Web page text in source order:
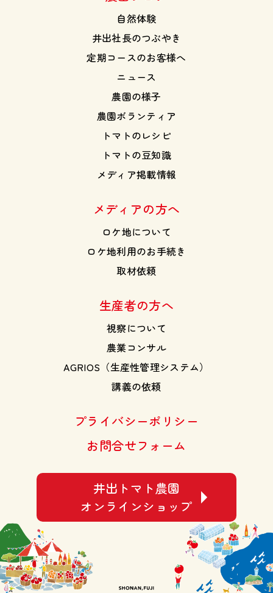
自然体験
井出社長のつぶやき
定期コースのお客様へ
ニュース
農園の様子
農園ボランティア
トマトのレシピ
トマトの豆知識
メディア掲載情報
メディアの方へ
ロケ地について
ロケ地利用のお手続き
取材依頼
生産者の方へ
視察について
農業コンサル
AGRIOS（生産性管理システム）
講義の依頼
プライバシーポリシー
お問合せフォーム
井出トマト農園
オンラインショップ